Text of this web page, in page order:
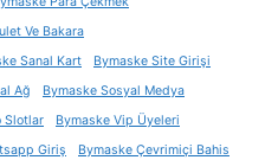
Ve Bakara
Sanal Kart
Bymaske Site Girişi
Ağ
Bymaske Sosyal Medya
Slotlar
Bymaske Vip Üyeleri
Giriş
Bymaske Çevrimiçi Bahis